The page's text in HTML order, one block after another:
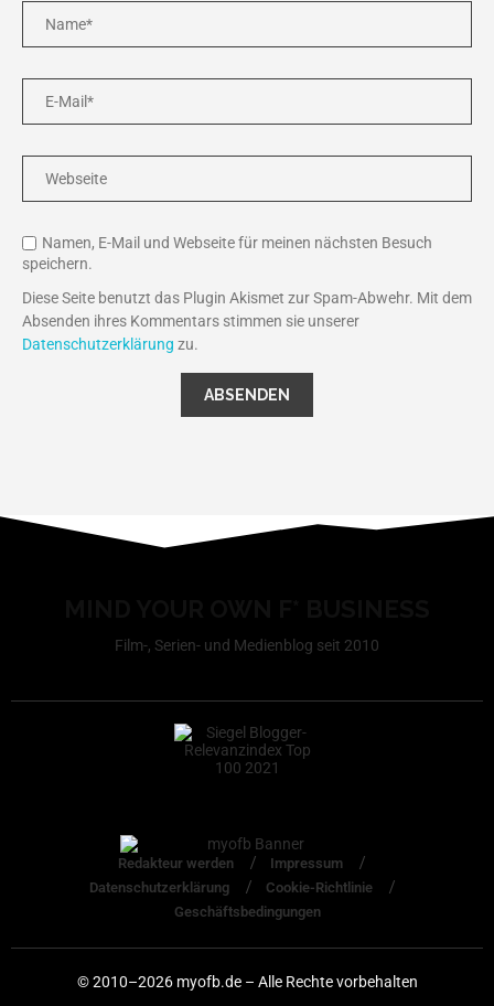
Namen, E-Mail und Webseite für meinen nächsten Besuch
speichern.
Diese Seite benutzt das Plugin Akismet zur Spam-Abwehr. Mit dem
Absenden ihres Kommentars stimmen sie unserer
Datenschutzerklärung zu.
Film-, Serien- und Medienblog seit 2010
Redakteur werden
Impressum
Datenschutzerklärung
Cookie-Richtlinie
Geschäftsbedingungen
© 2010–2026 myofb.de – Alle Rechte vorbehalten